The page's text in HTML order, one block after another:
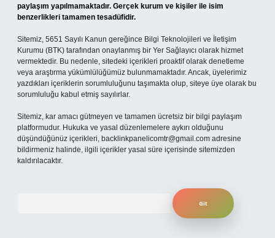
paylaşım yapılmamaktadır. Gerçek kurum ve kişiler ile isim
benzerlikleri tamamen tesadüfidir.
Sitemiz, 5651 Sayılı Kanun gereğince Bilgi Teknolojileri ve İletişim
Kurumu (BTK) tarafından onaylanmış bir Yer Sağlayıcı olarak hizmet
vermektedir. Bu nedenle, sitedeki içerikleri proaktif olarak denetleme
veya araştırma yükümlülüğümüz bulunmamaktadır. Ancak, üyelerimiz
yazdıkları içeriklerin sorumluluğunu taşımakta olup, siteye üye olarak bu
sorumluluğu kabul etmiş sayılırlar.
Sitemiz, kar amacı gütmeyen ve tamamen ücretsiz bir bilgi paylaşım
platformudur. Hukuka ve yasal düzenlemelere aykırı olduğunu
düşündüğünüz içerikleri, backlinkpanelicomtr@gmail.com adresine
bildirmeniz halinde, ilgili içerikler yasal süre içerisinde sitemizden
kaldırılacaktır.